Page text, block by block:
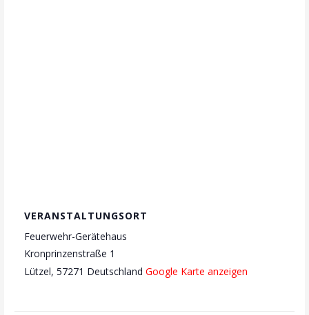
VERANSTALTUNGSORT
Feuerwehr-Gerätehaus
Kronprinzenstraße 1
Lützel, 57271 Deutschland Google Karte anzeigen